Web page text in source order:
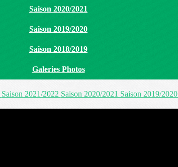
Saison 2020/2021
Saison 2019/2020
Saison 2018/2019
Galeries Photos
Saison 2021/2022 Saison 2020/2021 Saison 2019/2020